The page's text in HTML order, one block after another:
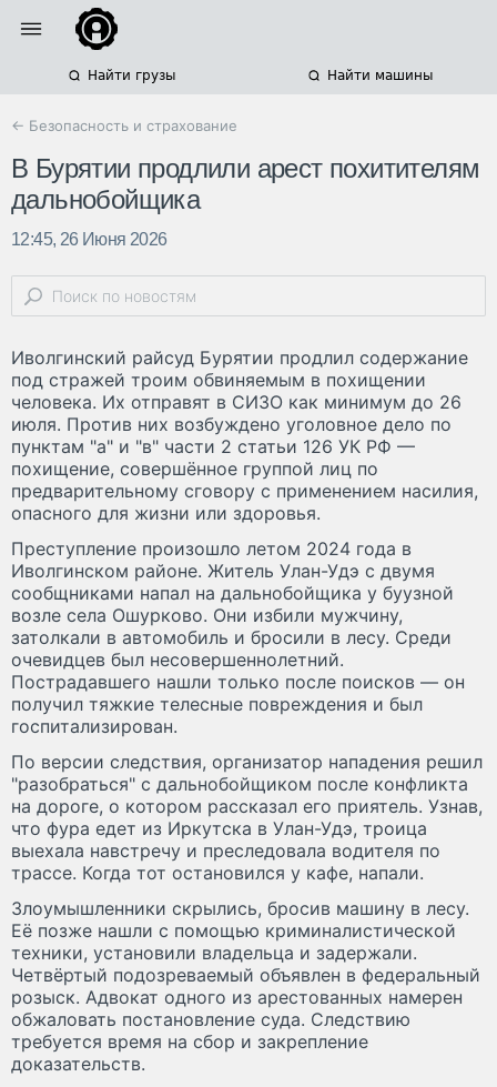
Найти грузы Найти машины
← Безопасность и страхование
В Бурятии продлили арест похитителям
дальнобойщика
12:45, 26 Июня 2026
Иволгинский райсуд Бурятии продлил содержание
под стражей троим обвиняемым в похищении
человека. Их отправят в СИЗО как минимум до 26
июля. Против них возбуждено уголовное дело по
пунктам "а" и "в" части 2 статьи 126 УК РФ —
похищение, совершённое группой лиц по
предварительному сговору с применением насилия,
опасного для жизни или здоровья.
Преступление произошло летом 2024 года в
Иволгинском районе. Житель Улан-Удэ с двумя
сообщниками напал на дальнобойщика у буузной
возле села Ошурково. Они избили мужчину,
затолкали в автомобиль и бросили в лесу. Среди
очевидцев был несовершеннолетний.
Пострадавшего нашли только после поисков — он
получил тяжкие телесные повреждения и был
госпитализирован.
По версии следствия, организатор нападения решил
"разобраться" с дальнобойщиком после конфликта
на дороге, о котором рассказал его приятель. Узнав,
что фура едет из Иркутска в Улан-Удэ, троица
выехала навстречу и преследовала водителя по
трассе. Когда тот остановился у кафе, напали.
Злоумышленники скрылись, бросив машину в лесу.
Её позже нашли с помощью криминалистической
техники, установили владельца и задержали.
Четвёртый подозреваемый объявлен в федеральный
розыск. Адвокат одного из арестованных намерен
обжаловать постановление суда. Следствию
требуется время на сбор и закрепление
доказательств.